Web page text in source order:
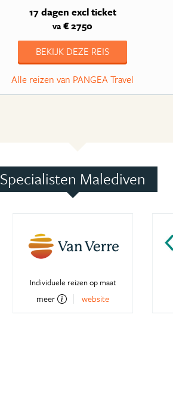
17 dagen excl ticket
va € 2750
BEKIJK DEZE REIS
Alle reizen van PANGEA Travel
Specialisten Malediven
Individuele reizen op maat
meer website